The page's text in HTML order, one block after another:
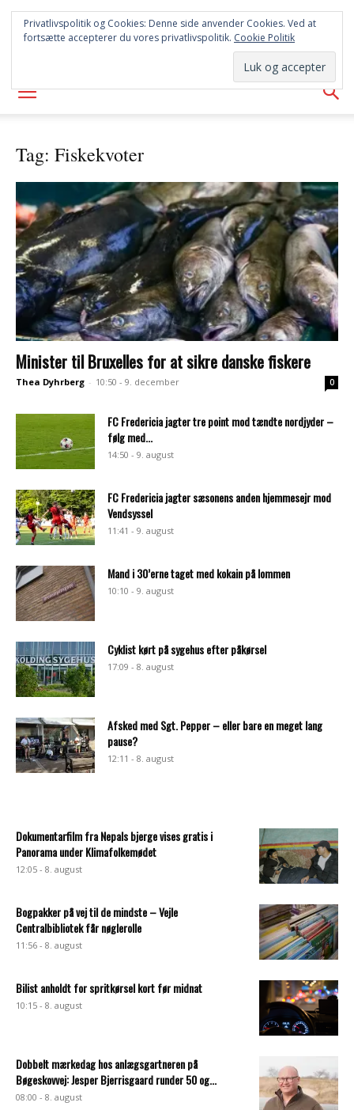
SYD
AVISEN
Tag: Fiskekvoter
Minister til Bruxelles for at sikre danske fiskere
Thea Dyhrberg - 10:50 - 9. december 0
FC Fredericia jagter tre point mod tændte nordjyder –
følg med...
14:50 - 9. august
FC Fredericia jagter sæsonens anden hjemmesejr mod
Vendsyssel
11:41 - 9. august
Mand i 30’erne taget med kokain på lommen
10:10 - 9. august
Cyklist kørt på sygehus efter påkørsel
17:09 - 8. august
Afsked med Sgt. Pepper – eller bare en meget lang
pause?
12:11 - 8. august
Dokumentarfilm fra Nepals bjerge vises gratis i
Panorama under Klimafolkemødet
12:05 - 8. august
Bogpakker på vej til de mindste – Vejle
Centralbibliotek får nøglerolle
11:56 - 8. august
Bilist anholdt for spritkørsel kort før midnat
10:15 - 8. august
Dobbelt mærkedag hos anlægsgartneren på
Bøgeskovvej: Jesper Bjerrisgaard runder 50 og...
08:00 - 8. august
Privatlivspolitik og Cookies: Denne side anvender Cookies. Ved at
fortsætte accepterer du vores privatlivspolitik. Cookie Politik